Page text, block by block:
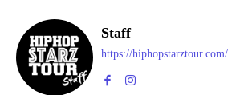
Staff
https://hiphopstarztour.com/